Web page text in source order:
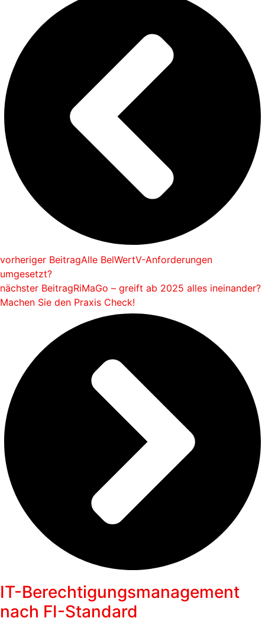
vorheriger BeitragAlle BelWertV-Anforderungen
umgesetzt?
nächster BeitragRiMaGo – greift ab 2025 alles ineinander?
Machen Sie den Praxis Check!
IT-Berechtigungsmanagement
nach FI-Standard